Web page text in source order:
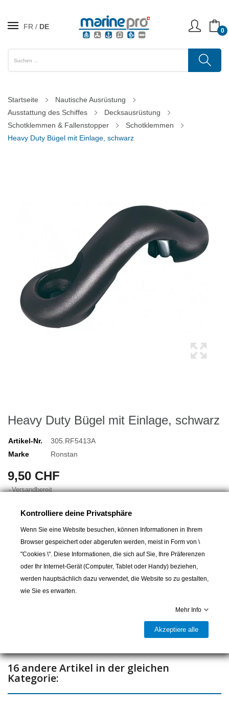
FR DE 0
Startseite
Nautische Ausrüstung
Ausstattung des Schiffes
Decksausrüstung
Schotklemmen & Fallenstopper
Schotklemmen
Heavy Duty Bügel mit Einlage, schwarz
Heavy Duty Bügel mit Einlage, schwarz
Artikel-Nr.
305.RF5413A
Marke
Ronstan
9,50 CHF
Versandbereit
Zubehör für C-Cleat, T-Cleat und A-Cleat Schotklemmen
In den Warenkorb
Versandbereit
16 andere Artikel in der gleichen
Kategorie:
Kontrolliere deine Privatsphäre
Wenn Sie eine Website besuchen, können Informationen in Ihrem
Browser gespeichert oder abgerufen werden, meist in Form von \
"Cookies \". Diese Informationen, die sich auf Sie, Ihre Präferenzen
oder Ihr Internet-Gerät (Computer, Tablet oder Handy) beziehen,
werden hauptsächlich dazu verwendet, die Website so zu gestalten,
wie Sie es erwarten.
Mehr Info
Akzeptiere alle